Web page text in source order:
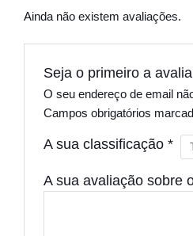
Ainda não existem avaliações.
Seja o primeiro a
O seu endereço de email
Campos obrigatórios
A sua classificação*
A sua avaliação sobre